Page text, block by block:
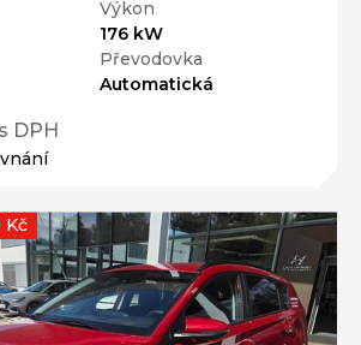
Výkon
176 kW
Převodovka
Automatická
s DPH
Kč